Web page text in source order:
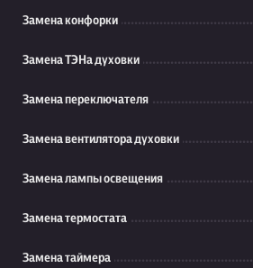
Замена конфорки
Замена ТЭНа духовки
Замена переключателя
Замена вентилятора духовки
Замена лампы освещения
Замена термостата
Замена таймера